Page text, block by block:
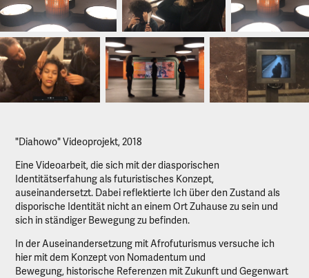
"Diahowo" Videoprojekt, 2018
Eine Videoarbeit, die sich mit der diasporischen
Identitätserfahung als futuristisches Konzept,
auseinandersetzt. Dabei reflektierte Ich über den Zustand als
disporische Identität nicht an einem Ort Zuhause zu sein und
sich in ständiger Bewegung zu befinden.
In der Auseinandersetzung mit Afrofuturismus versuche ich
hier mit dem Konzept von Nomadentum und
Bewegung, historische Referenzen mit Zukunft und Gegenwart